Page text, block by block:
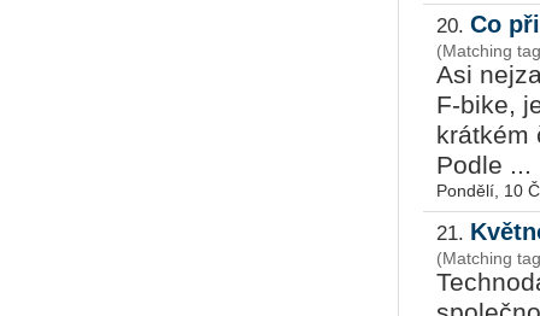
20. Co
(Matching
Asi
F-bike,
krátkém
Podle ...
Pondělí, 10
21.
(Matching